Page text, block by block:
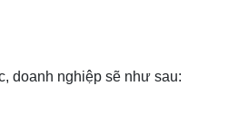
doanh nghiệp sẽ như sau: